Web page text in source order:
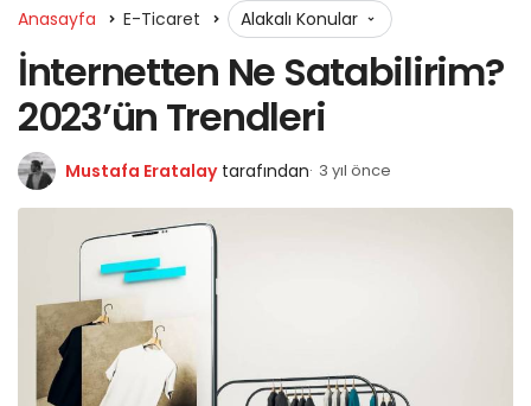
Anasayfa E-Ticaret Alakalı Konular
İnternetten Ne Satabilirim?
2023’ün Trendleri
Mustafa Eratalay tarafından 3 yıl önce